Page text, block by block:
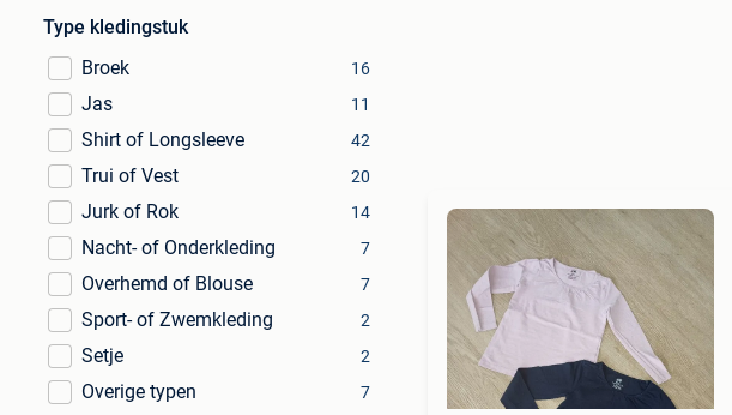
Type kledingstuk
Broek
16
Jas 11
Shirt of Longsleeve 42
Trui of Vest 20
Jurk of Rok 14
Nacht- of Onderkleding 7
Overhemd of Blouse 7
Sport- of Zwemkleding 2
Setje 2
Overige typen 7